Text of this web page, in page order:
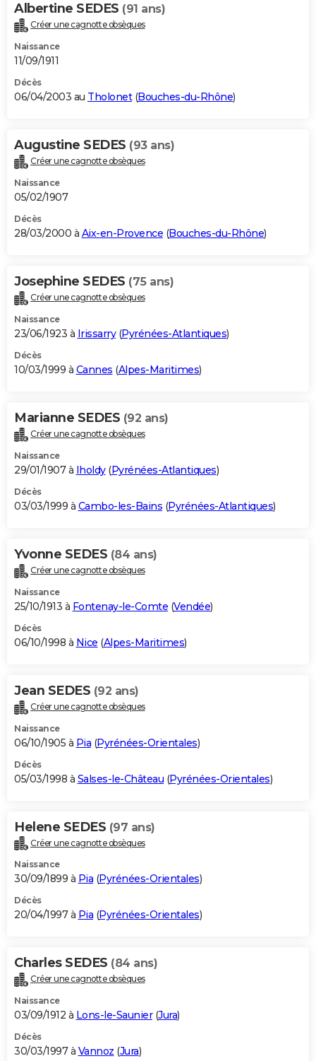
Albertine SEDES (91 ans)
Créer une cagnotte obsèques
Naissance
11/09/1911
Décès
06/04/2003 au Tholonet(Bouches-du-Rhône)
Augustine SEDES (93 ans)
Créer une cagnotte obsèques
Naissance
05/02/1907
Décès
28/03/2000 à Aix-en-Provence (Bouches-du-Rhône)
Josephine SEDES (75 ans)
Créer une cagnotte obsèques
Naissance
23/06/1923 à Irissarry(Pyrénées-Atlantiques)
Décès
10/03/1999 à Cannes (Alpes-Maritimes)
Marianne SEDES (92 ans)
Créer une cagnotte obsèques
Naissance
29/01/1907 à Iholdy(Pyrénées-Atlantiques)
Décès
03/03/1999 à Cambo-les-Bains (Pyrénées-Atlantiques)
Yvonne SEDES (84 ans)
Créer une cagnotte obsèques
Naissance
25/10/1913 à Fontenay-le-Comte (Vendée)
Décès
06/10/1998 à Nice (Alpes-Maritimes)
Jean SEDES (92 ans)
Créer une cagnotte obsèques
Naissance
06/10/1905 à Pia (Pyrénées-Orientales)
Décès
05/03/1998 à Salses-le-Château (Pyrénées-Orientales)
Helene SEDES (97 ans)
Créer une cagnotte obsèques
Naissance
30/09/1899 à Pia (Pyrénées-Orientales)
Décès
20/04/1997 à Pia (Pyrénées-Orientales)
Charles SEDES (84 ans)
Créer une cagnotte obsèques
Naissance
03/09/1912 à Lons-le-Saunier(Jura)
Décès
30/03/1997 à Vannoz (Jura)